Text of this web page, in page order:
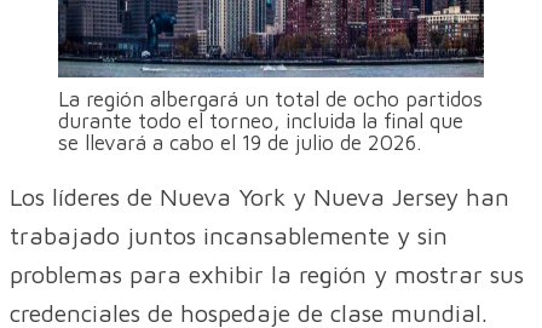
La región albergará un total de ocho partidos
durante todo el torneo, incluida la final que
se llevará a cabo el 19 de julio de 2026.
Los líderes de Nueva York y Nueva Jersey han
trabajado juntos incansablemente y sin
problemas para exhibir la región y mostrar sus
credenciales de hospedaje de clase mundial.